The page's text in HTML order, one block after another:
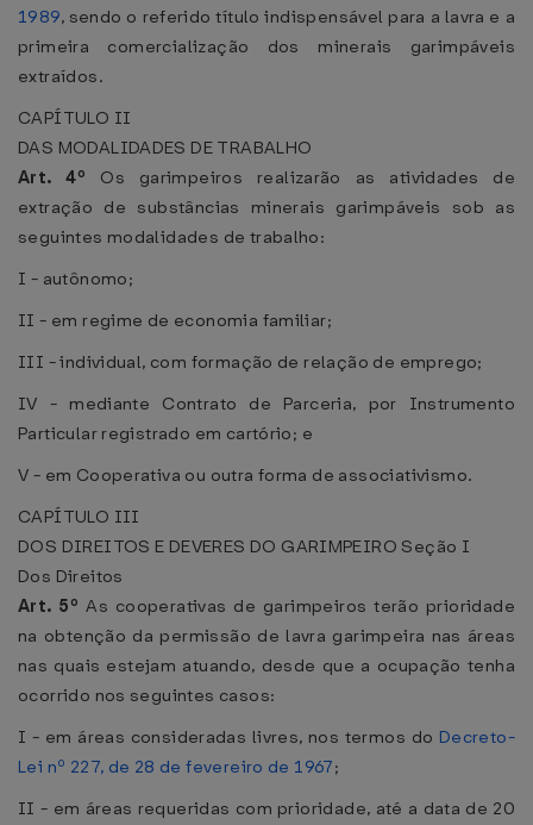
1989, sendo o referido título indispensável para a lavra e a
primeira comercialização dos minerais garimpáveis
extraídos.
CAPÍTULO II
DAS MODALIDADES DE TRABALHO
Art. 4º Os garimpeiros realizarão as atividades de
extração de substâncias minerais garimpáveis sob as
seguintes modalidades de trabalho:
I - autônomo;
II - em regime de economia familiar;
III - individual, com formação de relação de emprego;
IV - mediante Contrato de Parceria, por Instrumento
Particular registrado em cartório; e
V - em Cooperativa ou outra forma de associativismo.
CAPÍTULO III
DOS DIREITOS E DEVERES DO GARIMPEIRO Seção I
Dos Direitos
Art. 5ºAs cooperativas de garimpeiros terão prioridade
na obtenção da permissão de lavra garimpeira nas áreas
nas quais estejam atuando, desde que a ocupação tenha
ocorrido nos seguintes casos:
I - em áreas consideradas livres, nos termos do Decreto-
Lei nº 227, de 28 de fevereiro de 1967;
II - em áreas requeridas com prioridade, até a data de 20